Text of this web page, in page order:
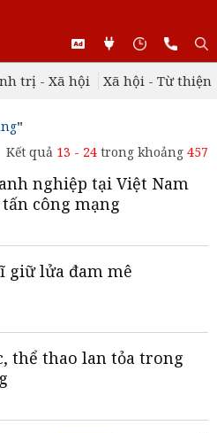
trị - Xã hội Xã hội - Từ thiện
"
Kết quả 13 - 24 trong khoảng 457
nghiệp tại Việt Nam
công mạng
giữ lửa đam mê
thể thao lan tỏa trong